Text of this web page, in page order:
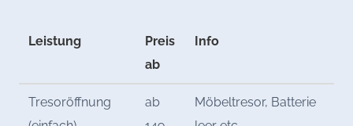
Leistung
Preis
ab
Info
Tresoröffnung
ab
Möbeltresor, Batterie